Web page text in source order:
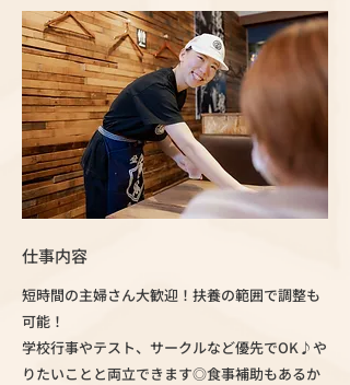
仕事内容
短時間の主婦さん大歓迎！扶養の範囲で調整も
可能！
学校行事やテスト、サークルなど優先でOK♪や
りたいことと両立できます◎食事補助もあるか